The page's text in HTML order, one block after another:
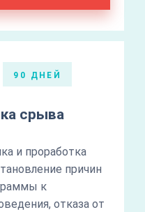
90 ДНЕЙ
срыва
и проработка
причин
к
отказа от